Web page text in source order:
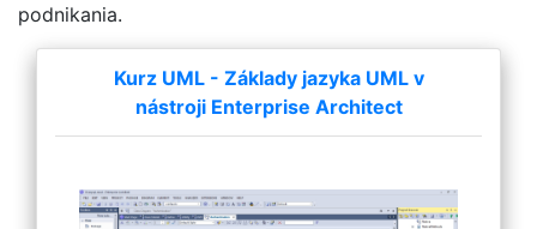
podnikania.
Kurz UML - Základy jazyka UML v
nástroji Enterprise Architect